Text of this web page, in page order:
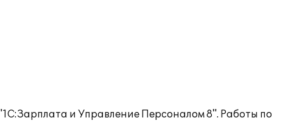
и Управление Персоналом 8". Работы по